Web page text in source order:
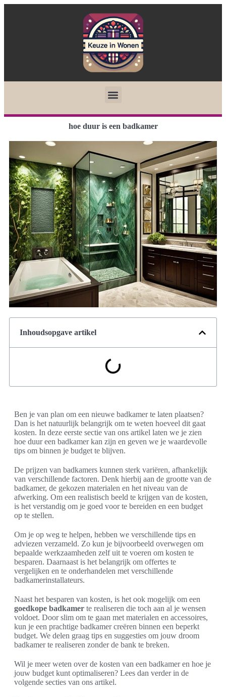
hoe duur is een badkamer
Inhoudsopgave artikel
Ben je van plan om een nieuwe badkamer te laten plaatsen?
Dan is het natuurlijk belangrijk om te weten hoeveel dit gaat
kosten. In deze eerste sectie van ons artikel laten we je zien
hoe duur een badkamer kan zijn en geven we je waardevolle
tips om binnen je budget te blijven.
De prijzen van badkamers kunnen sterk variëren, afhankelijk
van verschillende factoren. Denk hierbij aan de grootte van de
badkamer, de gekozen materialen en het niveau van de
afwerking. Om een realistisch beeld te krijgen van de kosten,
is het verstandig om je goed voor te bereiden en een budget
op te stellen.
Om je op weg te helpen, hebben we verschillende tips en
adviezen verzameld. Zo kun je bijvoorbeeld overwegen om
bepaalde werkzaamheden zelf uit te voeren om kosten te
besparen. Daarnaast is het belangrijk om offertes te
vergelijken en te onderhandelen met verschillende
badkamerinstallateurs.
Naast het besparen van kosten, is het ook mogelijk om een
goedkope badkamer te realiseren die toch aan al je wensen
voldoet. Door slim om te gaan met materialen en accessoires,
kun je een prachtige badkamer creëren binnen een beperkt
budget. We delen graag tips en suggesties om jouw droom
badkamer te realiseren zonder de bank te breken.
Wil je meer weten over de kosten van een badkamer en hoe je
jouw budget kunt optimaliseren? Lees dan verder in de
volgende secties van ons artikel.